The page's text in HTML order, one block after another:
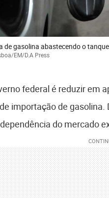
de gasolina abastecendo o tanque
EM/D.A Press
federal é reduzir em
importação de
do mercado